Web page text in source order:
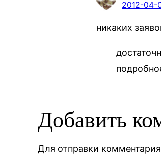
2012-04-
никаких
Добавить
Для отправки